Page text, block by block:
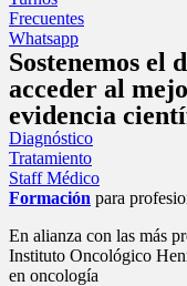
Frecuentes
Whatsapp
Sostenemos el
acceder al
evidencia
Diagnóstico
Tratamiento
Staff Médico
Formación para
En alianza con las más
Instituto Oncológico
en oncología